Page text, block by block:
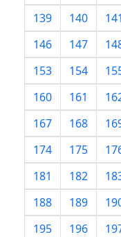
139
140 141
146
147
153
154
160
161
167
168
174
175
181
182
188
189
195
196